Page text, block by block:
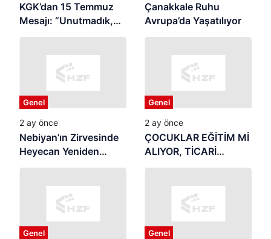
KGK’dan 15 Temmuz
Mesajı: “Unutmadık,
Unutturmayacağız”
Çanakkale Ruhu
Avrupa’da Yaşatılıyor
Genel
2 ay önce
Nebiyan’ın Zirvesinde
Heyecan Yeniden
Başlıyor
Genel
2 ay önce
ÇOCUKLAR EĞİTİM Mİ
ALIYOR, TİCARİ
REKLAMIN
OLUYOR? Yaz Tatili
Başladı: Samsun’da
Veliler Endişeli,
Denetim Nerede?
Genel Genel